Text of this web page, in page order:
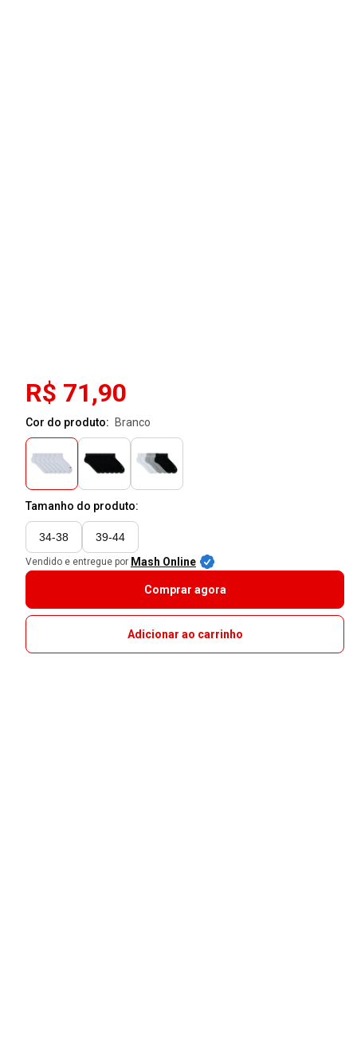
R$ 71,90
Cor do produto: branco
Tamanho do produto:
34-38 39-44
Vendido e entregue por Mash Online
Comprar agora
Adicionar ao carrinho